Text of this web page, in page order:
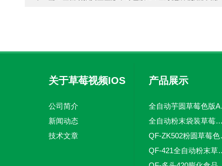
关于草莓视频IOS
公司简介
新闻动态
技术文章
产品展示
全自
全自动粉末袋装草莓
QF-
QF-421全自